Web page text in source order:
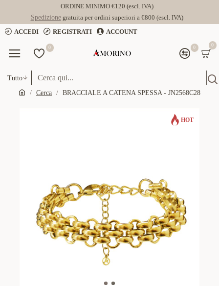
ORDINE MINIMO €120 (escl. IVA)
Spedizionegratuita per ordini superiori a €800 (escl. IVA)
ACCEDI
REGISTRATI ACCOUNT
0 0 0
Tutto
Cerca BRACCIALE A CATENA SPESSA - JN2568C28
HOT